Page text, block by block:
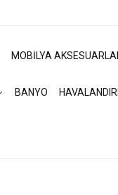
MOBİLYA
BANYO